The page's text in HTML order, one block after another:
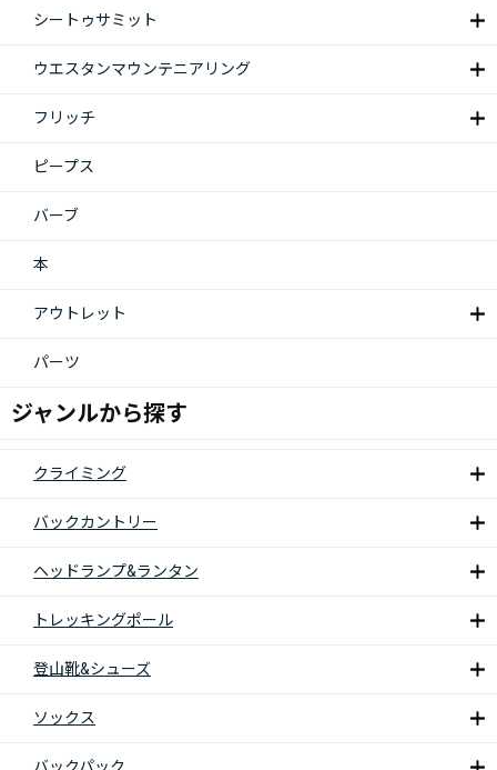
シートゥサミット
ウエスタンマウンテニアリング
フリッチ
ピープス
バーブ
本
アウトレット
パーツ
ジャンルから探す
クライミング
バックカントリー
ヘッドランプ&ランタン
トレッキングポール
登山靴&シューズ
ソックス